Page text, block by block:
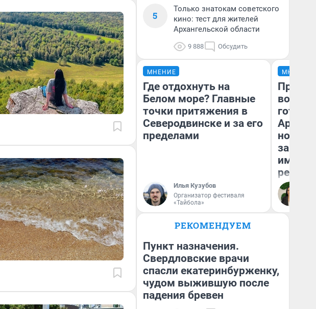
5
Только знатокам советского
кино: тест для жителей
Архангельской области
9 888 Обсудить
МНЕНИЕ
Где отдохнуть на
Белом море? Главные
точки притяжения в
Северодвинске и за его
пределами
Илья Кузубов
Организатор фестиваля
«Тайбола»
МНЕНИЕ
новый
закон
РЕКОМЕНДУЕМ
Пункт назначения.
Свердловские врачи
спасли екатеринбурженку,
чудом выжившую после
падения бревен